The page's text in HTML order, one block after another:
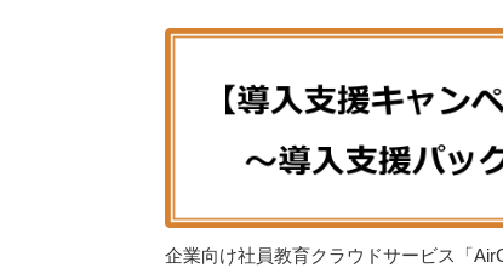
企業向け社員教育クラウドサービス「